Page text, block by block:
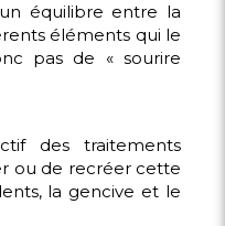
équilibre entre la
éléments qui le
pas de « sourire
des traitements
ou de recréer cette
la gencive et le